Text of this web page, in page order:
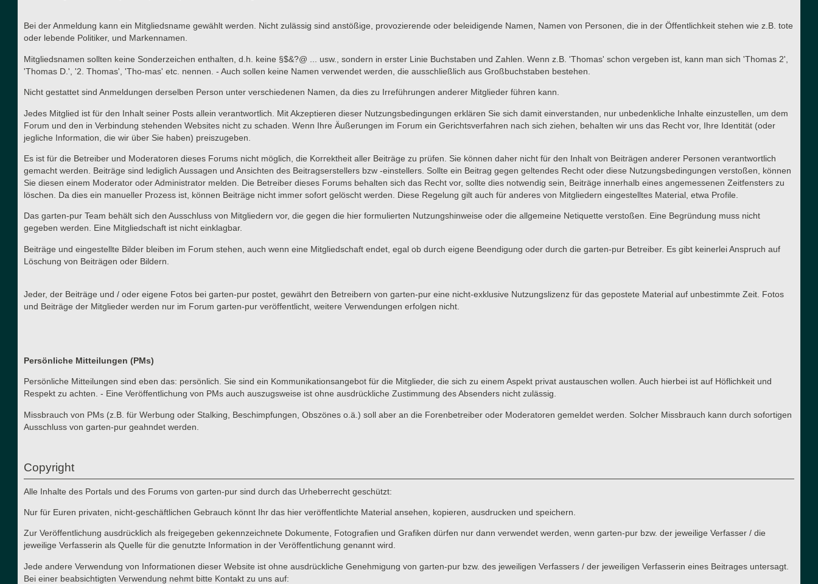
Bei der Anmeldung kann ein Mitgliedsname gewählt werden. Nicht zulässig sind anstößige, provozierende oder beleidigende Namen, Namen von Personen, die in der Öffentlichkeit stehen wie z.B. tote
oder lebende Politiker, und Markennamen.
Mitgliedsnamen sollten keine Sonderzeichen enthalten, d.h. keine §$&?@ ... usw., sondern in erster Linie Buchstaben und Zahlen. Wenn z.B. 'Thomas' schon vergeben ist, kann man sich 'Thomas 2',
'Thomas D.', '2. Thomas', 'Tho-mas' etc. nennen. - Auch sollen keine Namen verwendet werden, die ausschließlich aus Großbuchstaben bestehen.
Nicht gestattet sind Anmeldungen derselben Person unter verschiedenen Namen, da dies zu Irreführungen anderer Mitglieder führen kann.
Jedes Mitglied ist für den Inhalt seiner Posts allein verantwortlich. Mit Akzeptieren dieser Nutzungsbedingungen erklären Sie sich damit einverstanden, nur unbedenkliche Inhalte einzustellen, um dem
Forum und den in Verbindung stehenden Websites nicht zu schaden. Wenn Ihre Äußerungen im Forum ein Gerichtsverfahren nach sich ziehen, behalten wir uns das Recht vor, Ihre Identität (oder
jegliche Information, die wir über Sie haben) preiszugeben.
Es ist für die Betreiber und Moderatoren dieses Forums nicht möglich, die Korrektheit aller Beiträge zu prüfen. Sie können daher nicht für den Inhalt von Beiträgen anderer Personen verantwortlich
gemacht werden. Beiträge sind lediglich Aussagen und Ansichten des Beitragserstellers bzw -einstellers. Sollte ein Beitrag gegen geltendes Recht oder diese Nutzungsbedingungen verstoßen, können
Sie diesen einem Moderator oder Administrator melden. Die Betreiber dieses Forums behalten sich das Recht vor, sollte dies notwendig sein, Beiträge innerhalb eines angemessenen Zeitfensters zu
löschen. Da dies ein manueller Prozess ist, können Beiträge nicht immer sofort gelöscht werden. Diese Regelung gilt auch für anderes von Mitgliedern eingestelltes Material, etwa Profile.
Das garten-pur Team behält sich den Ausschluss von Mitgliedern vor, die gegen die hier formulierten Nutzungshinweise oder die allgemeine Netiquette verstoßen. Eine Begründung muss nicht
gegeben werden. Eine Mitgliedschaft ist nicht einklagbar.
Beiträge und eingestellte Bilder bleiben im Forum stehen, auch wenn eine Mitgliedschaft endet, egal ob durch eigene Beendigung oder durch die garten-pur Betreiber. Es gibt keinerlei Anspruch auf
Löschung von Beiträgen oder Bildern.
Jeder, der Beiträge und / oder eigene Fotos bei garten-pur postet, gewährt den Betreibern von garten-pur eine nicht-exklusive Nutzungslizenz für das gepostete Material auf unbestimmte Zeit. Fotos
und Beiträge der Mitglieder werden nur im Forum garten-pur veröffentlicht, weitere Verwendungen erfolgen nicht.
Persönliche Mitteilungen (PMs)
Persönliche Mitteilungen sind eben das: persönlich. Sie sind ein Kommunikationsangebot für die Mitglieder, die sich zu einem Aspekt privat austauschen wollen. Auch hierbei ist auf Höflichkeit und
Respekt zu achten. - Eine Veröffentlichung von PMs auch auszugsweise ist ohne ausdrückliche Zustimmung des Absenders nicht zulässig.
Missbrauch von PMs (z.B. für Werbung oder Stalking, Beschimpfungen, Obszönes o.ä.) soll aber an die Forenbetreiber oder Moderatoren gemeldet werden. Solcher Missbrauch kann durch sofortigen
Ausschluss von garten-pur geahndet werden.
Copyright
Alle Inhalte des Portals und des Forums von garten-pur sind durch das Urheberrecht geschützt:
Nur für Euren privaten, nicht-geschäftlichen Gebrauch könnt Ihr das hier veröffentlichte Material ansehen, kopieren, ausdrucken und speichern.
Zur Veröffentlichung ausdrücklich als freigegeben gekennzeichnete Dokumente, Fotografien und Grafiken dürfen nur dann verwendet werden, wenn garten-pur bzw. der jeweilige Verfasser / die
jeweilige Verfasserin als Quelle für die genutzte Information in der Veröffentlichung genannt wird.
Jede andere Verwendung von Informationen dieser Website ist ohne ausdrückliche Genehmigung von garten-pur bzw. des jeweiligen Verfassers / der jeweiligen Verfasserin eines Beitrages untersagt.
Bei einer beabsichtigten Verwendung nehmt bitte Kontakt zu uns auf: